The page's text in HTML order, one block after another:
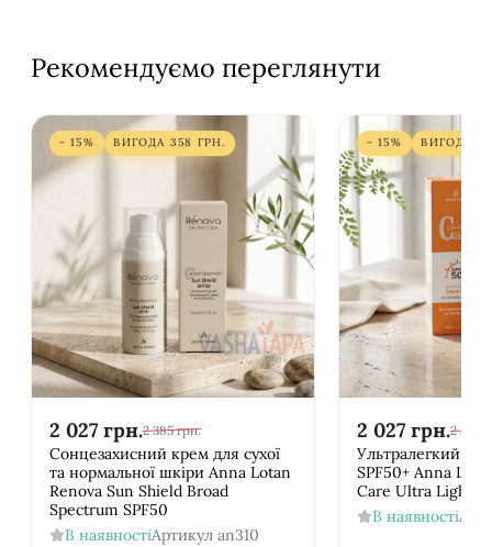
Рекомендуємо переглянути
- 15% ВИГОДА 358 ГРН.
2 027 грн.2 385 грн.
Сонцезахисний крем для сухої
та нормальної шкіри Anna Lotan
Renova Sun Shield Broad
Spectrum SPF50
В наявностіАртикул an310
- 15% ВИГОДА
2 027 грн.2 385
Ультралегкий
SPF50+ Anna
Care Ultra Light
В наявності